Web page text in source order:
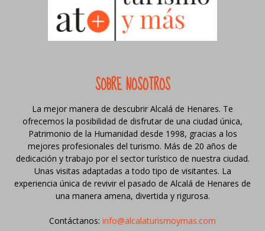
SOBRE NOSOTROS
La mejor manera de descubrir Alcalá de Henares. Te
ofrecemos la posibilidad de disfrutar de una ciudad única,
Patrimonio de la Humanidad desde 1998, gracias a los
mejores profesionales del turismo. Más de 20 años de
dedicación y trabajo por el sector turístico de nuestra ciudad.
Unas visitas adaptadas a todo tipo de visitantes. La
experiencia única de revivir el pasado de Alcalá de Henares de
una manera amena, divertida y rigurosa.
Contáctanos: info@alcalaturismoymas.com